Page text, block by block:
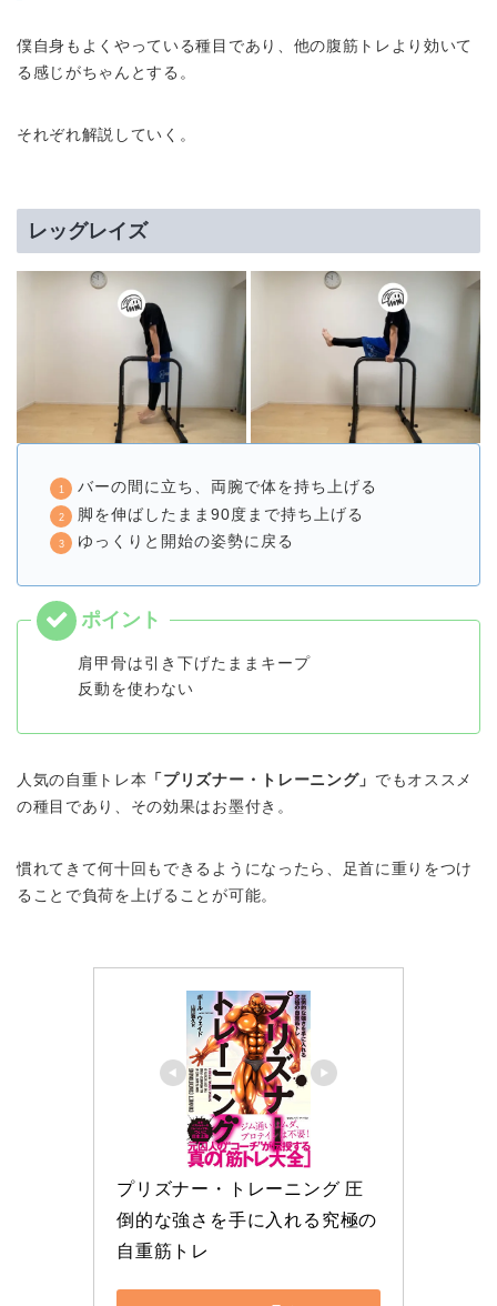
僕自身もよくやっている種目であり、他の腹筋トレより効いて
る感じがちゃんとする。
それぞれ解説していく。
レッグレイズ
バーの間に立ち、両腕で体を持ち上げる
脚を伸ばしたまま90度まで持ち上げる
ゆっくりと開始の姿勢に戻る
肩甲骨は引き下げたままキープ
反動を使わない
人気の自重トレ本 「プリズナー・トレーニング」 でもオススメ
の種目であり、その効果はお墨付き。
慣れてきて何十回もできるようになったら、足首に重りをつけ
ることで負荷を上げることが可能。
プリズナー・トレーニング 圧
倒的な強さを手に入れる究極の
自重筋トレ